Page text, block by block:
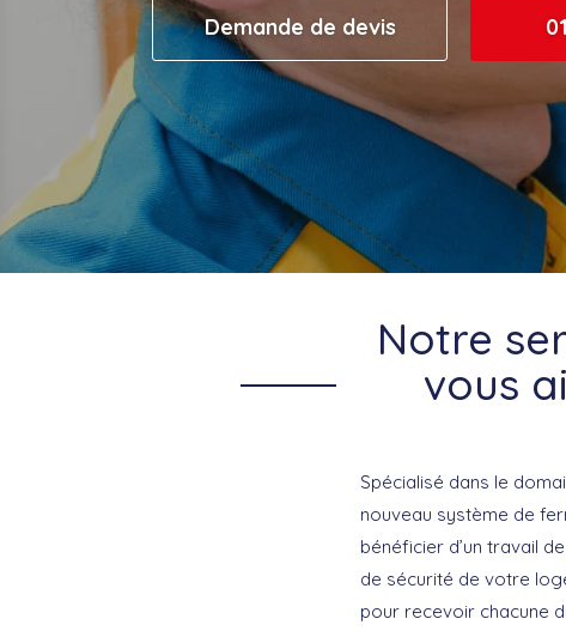
Demande de devis
Notre
vous
Spécialisé dans le
nouveau système de
bénéficier d’un travail
de sécurité de votre
pour recevoir chacune